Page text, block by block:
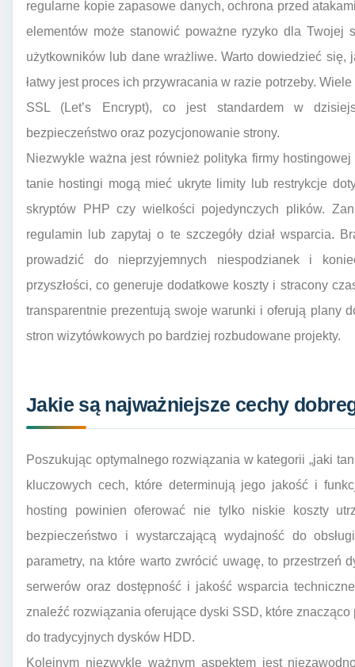
regularne kopie zapasowe danych, ochrona przed
elementów może stanowić poważne ryzyko dla Twojej
użytkowników lub dane wrażliwe. Warto dowiedzieć
łatwy jest proces ich przywracania w razie potrzeby.
SSL (Let’s Encrypt), co jest standardem w
bezpieczeństwo oraz pozycjonowanie strony.
Niezwykle ważna jest również polityka firmy
tanie hostingi mogą mieć ukryte limity lub restrykcje
skryptów PHP czy wielkości pojedynczych plików.
regulamin lub zapytaj o te szczegóły dział wsparcia.
prowadzić do nieprzyjemnych niespodzianek i
przyszłości, co generuje dodatkowe koszty i stracony
transparentnie prezentują swoje warunki i oferują plany
stron wizytówkowych po bardziej rozbudowane projekty.
Jakie są najważniejsze cechy
Poszukując optymalnego rozwiązania w kategorii „jaki
kluczowych cech, które determinują jego jakość i
hosting powinien oferować nie tylko niskie koszty
bezpieczeństwo i wystarczającą wydajność do
parametry, na które warto zwrócić uwagę, to przestrzeń
serwerów oraz dostępność i jakość wsparcia
znaleźć rozwiązania oferujące dyski SSD, które
do tradycyjnych dysków HDD.
Kolejnym niezwykle ważnym aspektem jest